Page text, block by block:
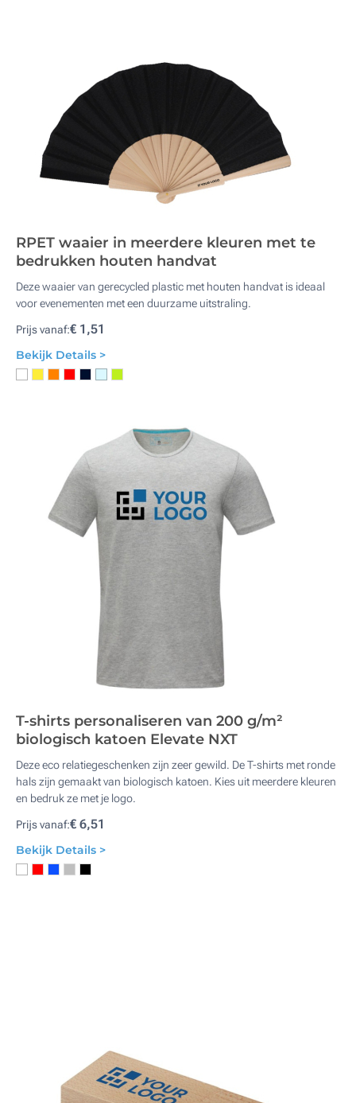
RPET waaier in meerdere kleuren met te
bedrukken houten handvat
Deze waaier van gerecycled plastic met houten handvat is ideaal
voor evenementen met een duurzame uitstraling.
Prijs vanaf:€ 1,51
Bekijk Details >
T-shirts personaliseren van 200 g/m²
biologisch katoen Elevate NXT
Deze eco relatiegeschenken zijn zeer gewild. De T-shirts met ronde
hals zijn gemaakt van biologisch katoen. Kies uit meerdere kleuren
en bedruk ze met je logo.
Prijs vanaf:€ 6,51
Bekijk Details >